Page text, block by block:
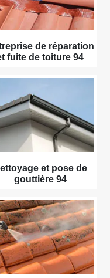
de réparation
fuite de toiture 94
et pose de
gouttière 94